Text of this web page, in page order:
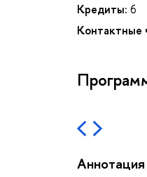
Кредиты: 6
Контактные
Аннотация